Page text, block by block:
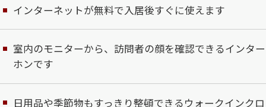
インターネットが無料で入居後すぐに使えます
室内のモニターから、訪問者の顔を確認できるインター
ホンです
日用品や季節物もすっきり整頓できるウォークインクロ